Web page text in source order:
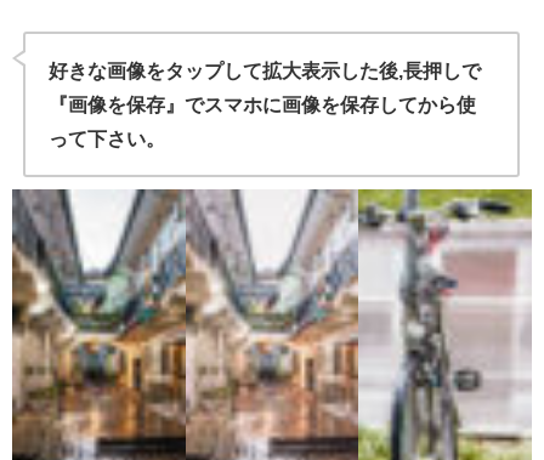
好きな画像をタップして拡大表示した後,長押しで
『画像を保存』でスマホに画像を保存してから使
って下さい。